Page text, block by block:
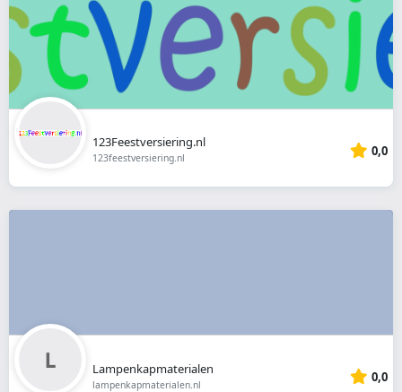
123Feestversiering.nl
123feestversiering.nl 0,0
Lampenkapmaterialen
lampenkapmaterialen.nl 0,0